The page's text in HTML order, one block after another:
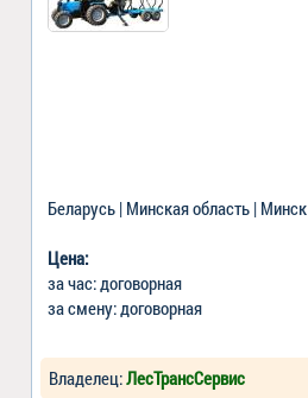
Беларусь | Минская область | Минск
Цена:
за час: договорная
за смену: договорная
Владелец:ЛесТрансСервис